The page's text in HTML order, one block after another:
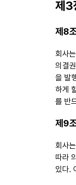
제3
제8
회사
의결
을 발
하게
를 반
제9
회사
따라
있다.